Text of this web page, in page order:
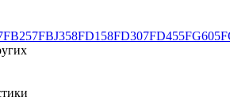
7FBJ358FD158FD307FD455FG60